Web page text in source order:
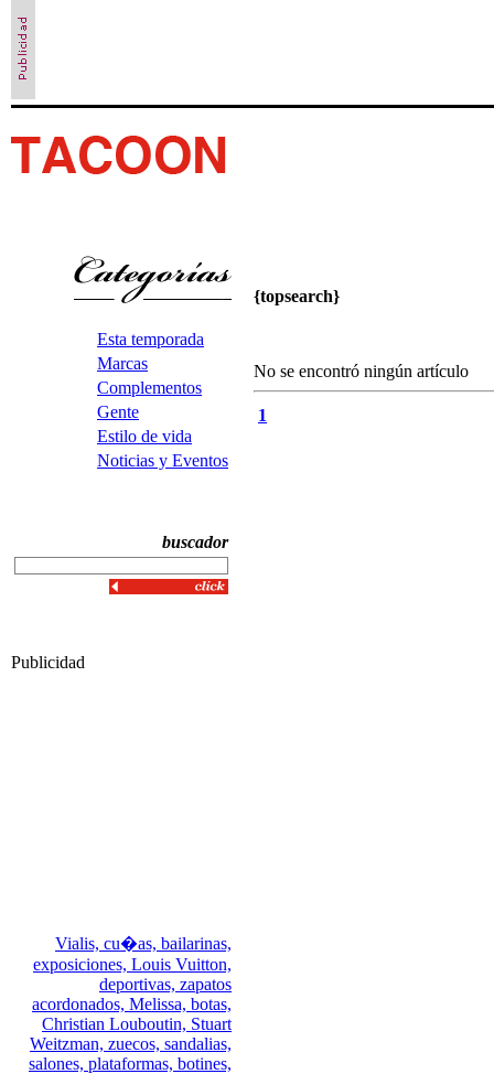
Esta temporada
Marcas
Complementos
Gente
Estilo de vida
Noticias y Eventos
buscador
Publicidad
Vialis, cu�as, bailarinas,
exposiciones, Louis Vuitton,
deportivas, zapatos
acordonados, Melissa, botas,
Christian Louboutin, Stuart
Weitzman, zuecos, sandalias,
salones, plataformas, botines,
{topsearch}
No se encontró ningún artículo
1